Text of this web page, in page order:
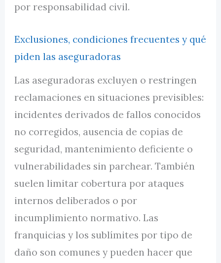
por responsabilidad civil.
Exclusiones, condiciones frecuentes y qué
piden las aseguradoras
Las aseguradoras excluyen o restringen
reclamaciones en situaciones previsibles:
incidentes derivados de fallos conocidos
no corregidos, ausencia de copias de
seguridad, mantenimiento deficiente o
vulnerabilidades sin parchear. También
suelen limitar cobertura por ataques
internos deliberados o por
incumplimiento normativo. Las
franquicias y los sublímites por tipo de
daño son comunes y pueden hacer que